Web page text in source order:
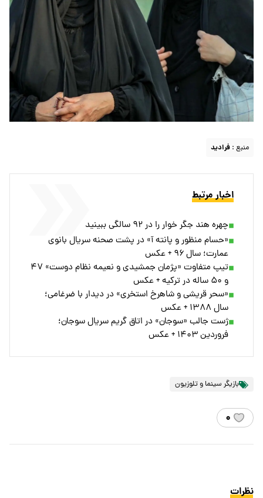
منبع : فرادید
اخبار مرتبط
چهره هند جگر خوار را در ۹۲ سالگی ببینید
«حسام منظور و پانته آ» در پشت صحنه سریال بانوی
عمارت؛ سال ۹۶ + عکس
تیپ متفاوت «پژمان جمشیدی و نعیمه نظام دوست» ۴۷
و ۵۰ ساله در ترکیه + عکس
«سحر قریشی و شاهرخ استخری» در دیدار با ضرغامی؛
سال ۱۳۸۸ + عکس
ژست جالب «سوجان» در اتاق گریم سریال سوجان؛
فروردین ۱۴۰۳ + عکس
بازیگر سینما و تلوزیون
۰
نظرات